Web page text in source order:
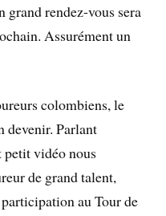
rendez-vous sera
Assurément un
colombiens, le
devenir. Parlant
petit vidéo nous
de grand talent,
au Tour de